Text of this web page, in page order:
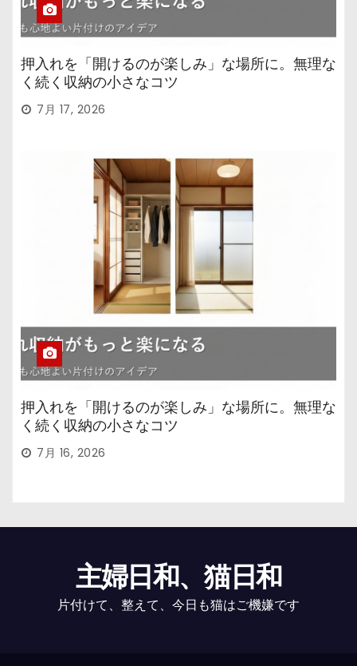
押入れを「開けるのが楽しみ」な場所に。無理な
く続く収納の小さなコツ
7月 17, 2026
押入れを「開けるのが楽しみ」な場所に。無理な
く続く収納の小さなコツ
7月 16, 2026
主婦日和、猫日和
片付けて、整えて、今日も猫はご機嫌です